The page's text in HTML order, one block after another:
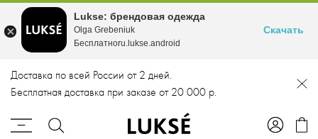
Доставка по всей России от 2 дней.
Бесплатная доставка при заказе от 20 000 р.
Lukse: брендовая одежда
Olga Grebeniuk
Бесплатноru.lukse.android
Скачать